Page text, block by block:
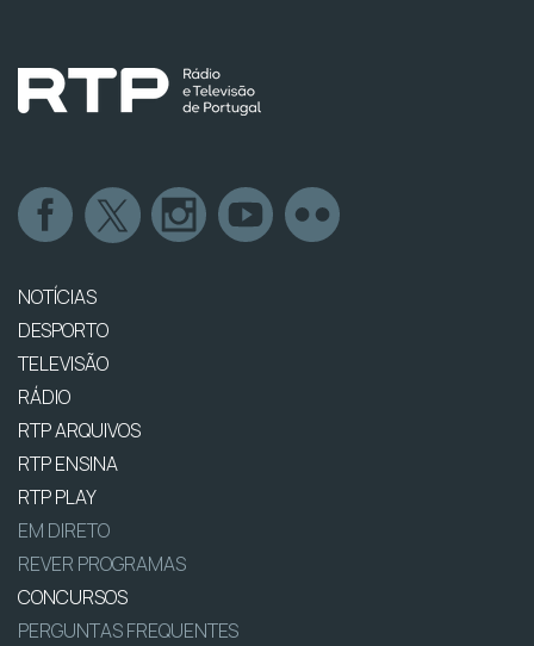
NOTÍCIAS
DESPORTO
TELEVISÃO
RÁDIO
RTP ARQUIVOS
RTP ENSINA
RTP PLAY
EM DIRETO
REVER PROGRAMAS
CONCURSOS
PERGUNTAS FREQUENTES